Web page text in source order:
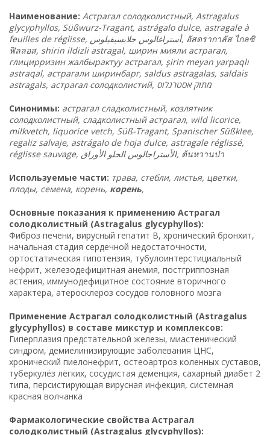
Наименование: Астрагал солодколистный, Astragalus
glycyphyllos, Süßwurz-Tragant, astrágalo dulce, astragale à
feuilles de réglisse,
أستراغالوس جلايسيفيلوس , อัสดรากาลัส ไกลซิ
ฟิลลอส, shirin ildizli astragal, ширин мияли астрагал,
глицирризин жалбырактуу астрагал, şirin meyan yarpaqlı
astraqal, астрагали ширинбарг, saldus astragalas, saldais
astragals, астрагал солодколистий,
מתוק אסטרגלוס
Синонимы: астрагал сладколистный, козлятник
солодколистный, сладколистный астрагал, wild licorice,
milkvetch, liquorice vetch, Süß-Tragant, Spanischer Süßklee,
regaliz salvaje, astrágalo de hoja dulce, astragale réglissé,
réglisse sauvage, الأستراجالوس الحلو الأوراق, ต้นหวานป่า
Используемые части: трава, стебли, листья, цветки,
плоды, семена, корень, корень,
Основные показания к применению Астрагал
солодколистный (Astragalus glycyphyllos):
Фиброз печени, вирусный гепатит B, хронический бронхит,
начальная стадия сердечной недостаточности,
ортостатическая гипотензия, тубулоинтерстициальный
нефрит, железодефицитная анемия, постгриппозная
астения, иммунодефицитное состояние вторичного
характера, атеросклероз сосудов головного мозга
Применение Астрагал солодколистный (Astragalus
glycyphyllos) в составе микстур и комплексов:
Гиперплазия предстательной железы, миастенический
синдром, демиелинизирующие заболевания ЦНС,
хронический пиелонефрит, остеоартроз коленных суставов,
туберкулёз лёгких, сосудистая деменция, сахарный диабет 2
типа, персистирующая вирусная инфекция, системная
красная волчанка
Фармакологические свойства Астрагал
солодколистный (Astragalus glycyphyllos):